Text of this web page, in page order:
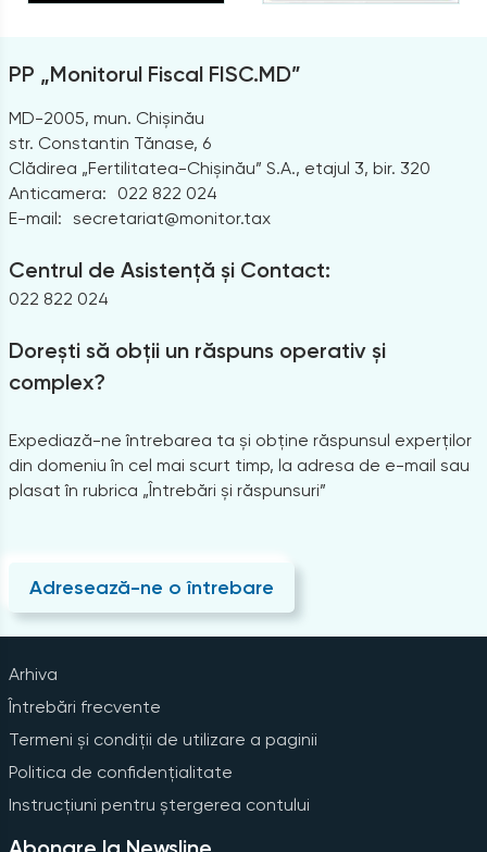
PP „Monitorul Fiscal FISC.MD”
MD-2005, mun. Chișinău
str. Constantin Tănase, 6
Clădirea „Fertilitatea-Chișinău” S.A., etajul 3, bir. 320
Anticamera:
022 822 024
E-mail: secretariat@monitor.tax
Centrul de Asistență și Contact:
022 822 024
Dorești să obții un răspuns operativ și
complex?
Expediază-ne întrebarea ta și obține răspunsul experților
din domeniu în cel mai scurt timp, la adresa de e-mail sau
plasat în rubrica „Întrebări și răspunsuri”
Adresează-ne o întrebare
Arhiva
Întrebări frecvente
Termeni și condiții de utilizare a paginii
Politica de confidențialitate
Instrucțiuni pentru ștergerea contului